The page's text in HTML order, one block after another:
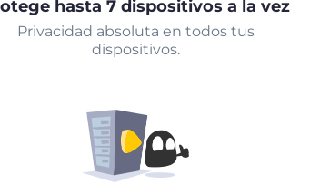
hasta 7 dispositivos a la vez
Privacidad absoluta en todos tus
dispositivos.